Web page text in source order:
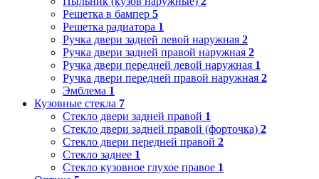
Решетка в бампер 5
Решетка радиатора 1
Ручка двери задней левой наружная 2
Ручка двери задней правой наружная 2
Ручка двери передней левой наружная 1
Ручка двери передней правой наружная 2
Эмблема 1
Кузовные стекла 7
Стекло двери задней правой 1
Стекло двери задней правой (форточка) 2
Стекло двери передней правой 2
Стекло заднее 1
Стекло кузовное глухое правое 1